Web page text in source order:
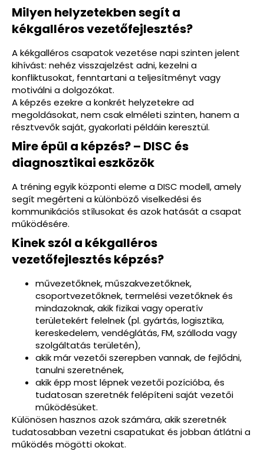
Milyen helyzetekben segít a
kékgalléros vezetőfejlesztés?
A kékgalléros csapatok vezetése napi szinten jelent
kihívást: nehéz visszajelzést adni, kezelni a
konfliktusokat, fenntartani a teljesítményt vagy
motiválni a dolgozókat.
A képzés ezekre a konkrét helyzetekre ad
megoldásokat, nemcsakelméleti szinten, hanem a
résztvevők saját,gyakorlatipéldáin keresztül.
Mire épül a képzés? – DISC és
diagnosztikai eszközök
A tréning egyik központi eleme a DISC modell, amely
segít megérteni a különböző viselkedésiés
kommunikációs stílusokat és azok hatását a csapat
működésére.
Kinek szól a kékgalléros
vezetőfejlesztés képzés?
művezetőknek, műszakvezetőknek,
csoportvezetőknek, termelési vezetőknek és
mindazoknak, akik fizikai vagy operatív
területekért felelnek (pl. gyártás, logisztika,
kereskedelem, vendéglátás, FM, szálloda vagy
szolgáltatás területén),
akik már vezetői szerepben vannak, de fejlődni,
tanulni szeretnének,
akik épp most lépnek vezetői pozícióba, és
tudatosan szeretnék felépíteni saját vezetői
működésüket.
Különösen hasznos azok számára, akik szeretnék
tudatosabban vezetni csapatukat és jobban átlátni a
működés mögötti okokat.